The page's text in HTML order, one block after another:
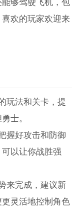
欢的玩家欢迎来
玩法和关卡，提
士。
握好攻击和防御
以让你战胜强
来完成，建议新
灵活地控制角色